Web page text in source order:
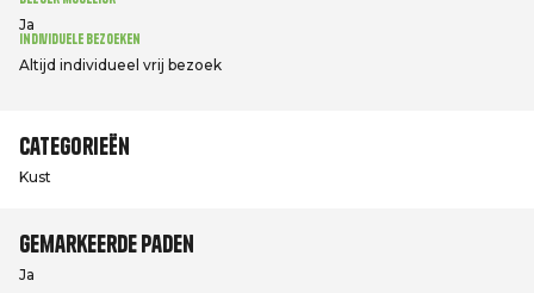
Ja
Individuele bezoeken
Altijd individueel vrij bezoek
Categorieën
Kust
Gemarkeerde paden
Ja